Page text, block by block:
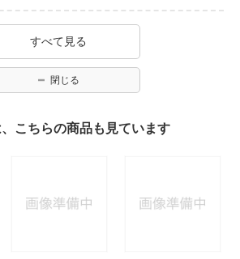
すべて見る
閉じる
こちらの商品も見ています